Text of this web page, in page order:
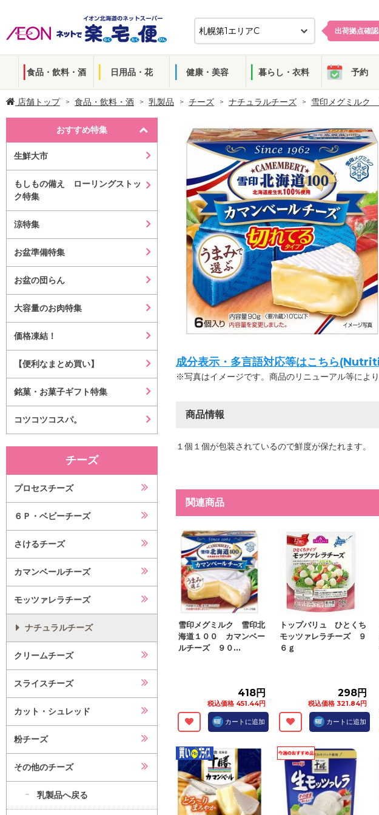
出荷拠点確
食品・飲料・酒 日用品・花 健康・美容 暮らし・衣料 予約
店舗トップ 食品・飲料・酒 乳製品 チーズ ナチュラルチーズ 雪印メグミル
おすすめ特集
生鮮大市
もしもの備え ローリングストッ
ク特集
涼特集
お盆準備特集
お盆の団らん
大容量のお肉特集
価格凍結！
【便利なまとめ買い】
銘菓・お菓子ギフト特集
コツコツコスパ。
チーズ
プロセスチーズ
６Ｐ・ベビーチーズ
さけるチーズ
カマンベールチーズ
モッツァレラチーズ
ナチュラルチーズ
クリームチーズ
スライスチーズ
カット・シュレッド
粉チーズ
その他のチーズ
乳製品へ戻る
成分表示・多言語対応等はこちら
※写真はイメージです。商品のリニューアル等によ
商品情報
１個１個が包装されているので鮮度が保たれます。
関連商品
雪印メグミルク 雪印北
海道１００ カマンベー
ルチーズ ９０...
418円
税込価格 451.44円
カートに追加
トップバリュ ひとくち
モッツァレラチーズ ９
６ｇ
298円
税込価格 321.84円
カートに追加